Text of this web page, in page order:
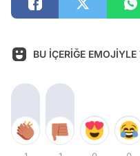
BU İÇERİĞE EMOJİYLE